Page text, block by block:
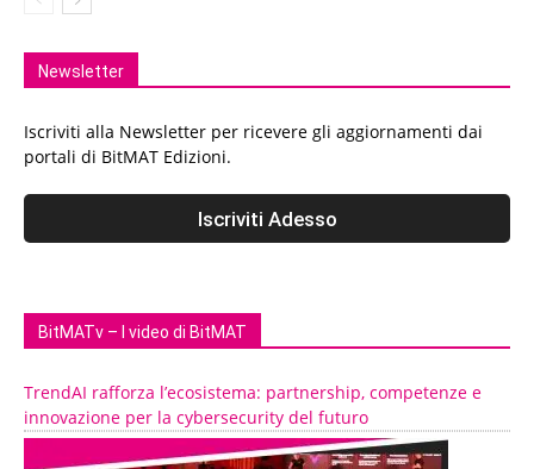
Newsletter
Iscriviti alla Newsletter per ricevere gli aggiornamenti dai
portali di BitMAT Edizioni.
BitMATv – I video di BitMAT
TrendAI rafforza l’ecosistema: partnership, competenze e
innovazione per la cybersecurity del futuro